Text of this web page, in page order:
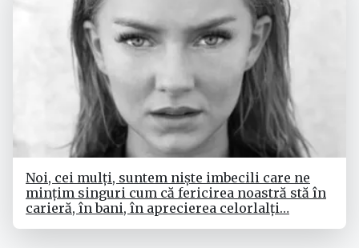
Noi, cei mulți, suntem niște imbecili care ne
mințim singuri cum că fericirea noastră stă în
carieră, în bani, în aprecierea celorlalți…